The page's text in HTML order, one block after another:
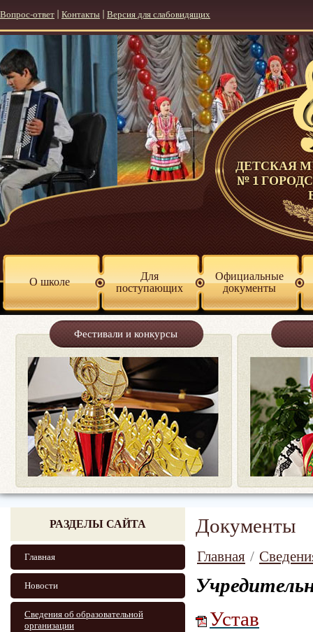
ДЕТСКАЯ
№ 1
Вопрос-ответ Контакты Версия для слабовидящих
О школе
Для
поступающих
Официальные
документы
Фестивали и конкурсы
РАЗДЕЛЫ САЙТА
Главная
Новости
Сведения об образовательной
организации
Документы
Главная /
Устав